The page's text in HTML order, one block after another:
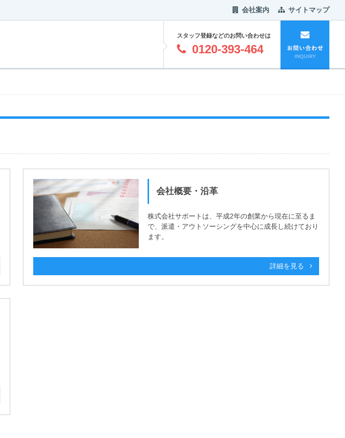
会社案内 サイトマップ
スタッフ登録などのお問い合わせは
0120-393-464
会社概要・沿革
株式会社サポートは、平成2年の創業から現在に至るま
で、派遣・アウトソーシングを中心に成長し続けており
ます。
詳細を見る